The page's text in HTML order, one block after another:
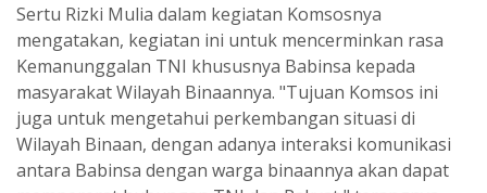
Sertu Rizki Mulia dalam kegiatan Komsosnya
mengatakan, kegiatan ini untuk mencerminkan rasa
Kemanunggalan TNI khususnya Babinsa kepada
masyarakat Wilayah Binaannya. "Tujuan Komsos ini
juga untuk mengetahui perkembangan situasi di
Wilayah Binaan, dengan adanya interaksi komunikasi
antara Babinsa dengan warga binaannya akan dapat